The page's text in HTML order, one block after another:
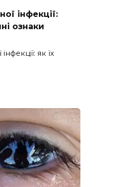
інфекції:
ознаки
як їх